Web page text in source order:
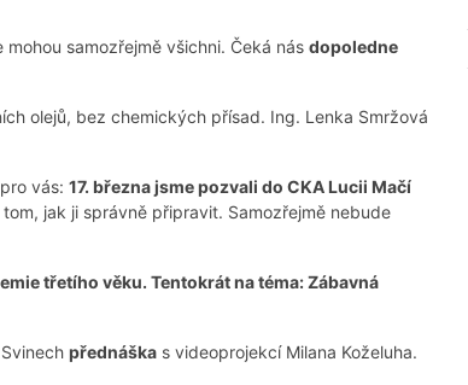
samozřejmě všichni. Čeká nás dopoledne
olejů, bez chemických přísad. Ing. Lenka Smržová
vás: 17. března jsme pozvali do CKA Lucii Mačí
jak ji správně připravit. Samozřejmě nebude
třetího věku. Tentokrát na téma: Zábavná
přednáška s videoprojekcí Milana Koželuha.